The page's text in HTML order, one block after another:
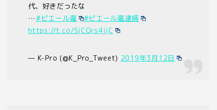
代、好きだったな
…#ピエール瀧
#ピエール瀧逮捕
https://t.co/SjCQrs4jjC
— K-Pro (@K_Pro_Tweet) 2019年3月12日